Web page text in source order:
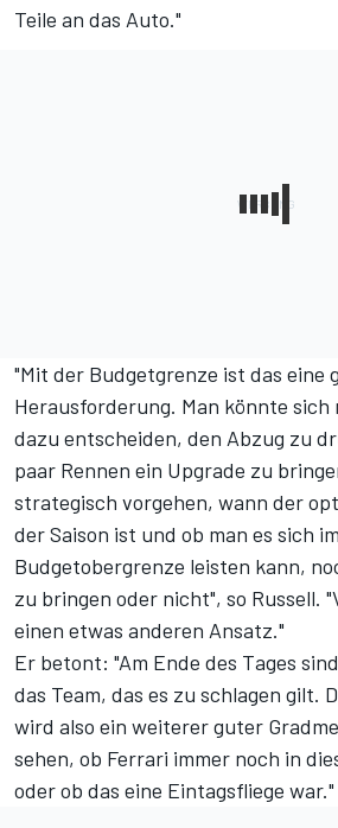
Teile an das Auto."
"Mit der Budgetgrenze ist das eine
Herausforderung. Man könnte
dazu entscheiden, den Abzug zu
paar Rennen ein Upgrade zu
strategisch vorgehen, wann der
der Saison ist und ob man es sich
Budgetobergrenze leisten kann,
zu bringen oder nicht", so Russell.
einen etwas anderen Ansatz."
Er betont: "Am Ende des Tages
das Team, das es zu schlagen gilt.
wird also ein weiterer guter
sehen, ob Ferrari immer noch in
oder ob das eine Eintagsfliege war."